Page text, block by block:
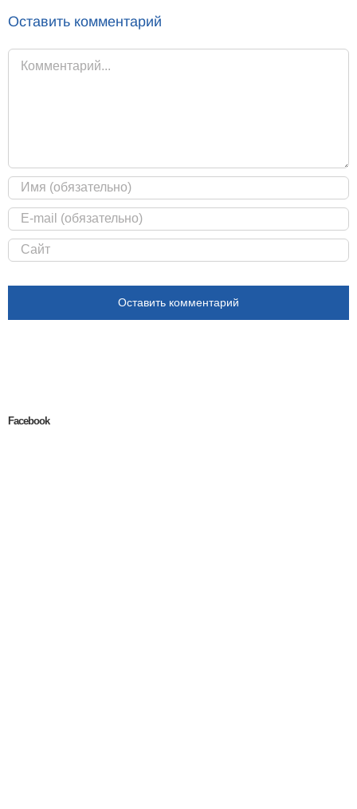
Оставить комментарий
Комментарий
Facebook